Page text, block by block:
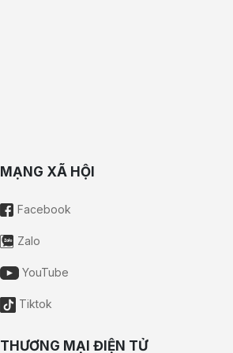
MẠNG XÃ HỘI
Facebook
Zalo
YouTube
Tiktok
THƯƠNG MẠI ĐIỆN TỬ